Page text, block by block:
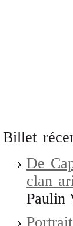
Billet
De
clan
Paulin